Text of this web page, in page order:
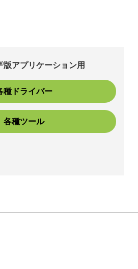
版アプリケーション用
種ドライバー
各種ツール